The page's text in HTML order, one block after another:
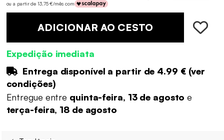
ou a partir de 13,75 €/mês com
ADICIONAR AO CESTO
Expedição imediata
Entrega disponível a partir de 4.99 €(ver
condições)
Entregue entre quinta-feira, 13 de agostoe
terça-feira, 18 de agosto